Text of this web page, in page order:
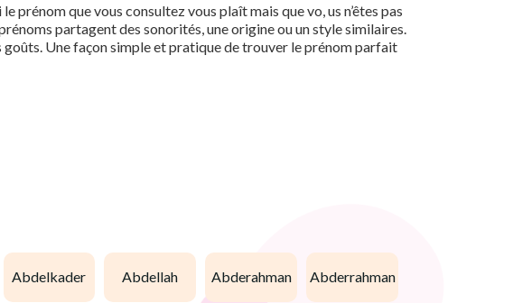
que vous consultez vous plaît mais que vo, us n’êtes pas
partagent des sonorités, une origine ou un style similaires.
Une façon simple et pratique de trouver le prénom parfait
abdelkader abdellah abderahman abderrahman